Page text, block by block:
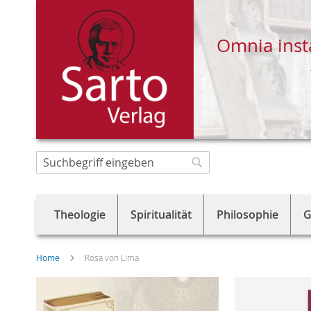
Direkt
zum
Omnia
Suche
Theologie Spiritualität Philosophie
Home Rosa von Lima